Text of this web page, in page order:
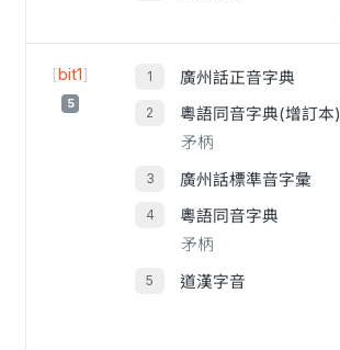
[bit1]
5
廣州話正音字典
粵語同音字典(增訂本)
矛柄
廣州話標準音字彙
粵語同音字典
矛柄
道漢字音